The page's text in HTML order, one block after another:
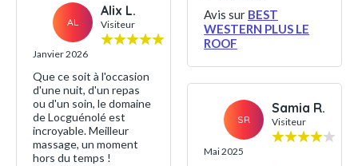
AL
Alix L.
Visiteur
Janvier 2026
Que ce soit à l'occasion
d'une nuit, d'un repas
ou d'un soin, le domaine
de Locguénolé est
incroyable. Meilleur
massage, un moment
hors du temps !
Avis sur BEST
WESTERN PLUS LE
ROOF
SR
Samia R.
Visiteur
Mai 2025